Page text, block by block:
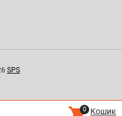
SPS
0
Кошик